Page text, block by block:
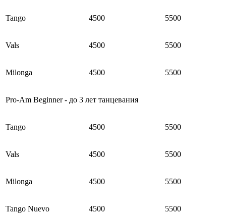
Tango 4500 5500
Vals 4500 5500
Milonga 4500 5500
Pro-Am Beginner - до 3 лет танцевания
Tango 4500 5500
Vals 4500 5500
Milonga 4500 5500
Tango Nuevo 4500 5500